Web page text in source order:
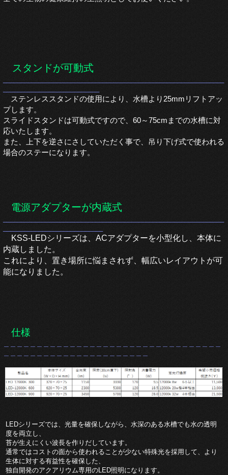
スタンドが可動式
ステンレススタンドの使用により、水槽より25mmリフトアッ
プします。
スライドスタンドは可動式ですので、60～75cmまでの水槽に対
応いたします。
また、上下を逆さにさしていただく事で、吊り下げ式で使われる
場合のステーになります。
電源アダプターが内蔵式
KSS-LEDシリーズは、ACアダプターを小型化し、本体に
内蔵しました。
これにより、置き場所に悩まされず、幅広いレイアウトが可
能になりました。
仕様
LEDシリーズでは、光量を確保しながら、水深のある水槽でも水の透明
度を両立し、
苔が生えにくい波長を作りだしています。
通常ではコストの面から使われることが少ない特殊光を採用して、より
生体に対する有益性を確保した、
独自開発のアクアリウム専用のLED照明になります。